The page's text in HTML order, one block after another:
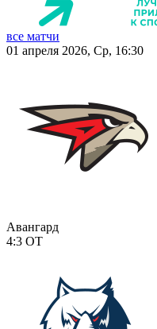
все матчи
01 апреля 2026, Ср, 16:30
Авангард
4:3 ОТ